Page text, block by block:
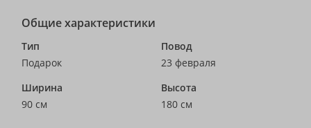
Общие характеристики
Тип
Подарок
Повод
23 февраля
Ширина
90 см
Высота
180 см